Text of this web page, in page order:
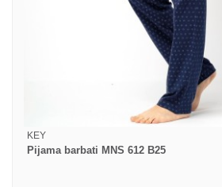
KEY
Pijama barbati MNS 612 B25